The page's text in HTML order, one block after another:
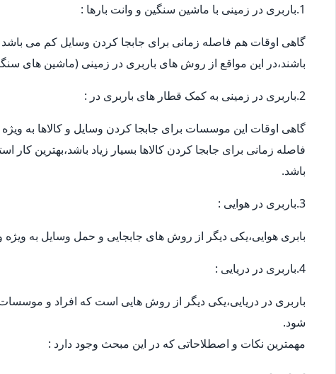
1.باربری در زمینی با ماشین سنگین و وانت بارها :
گاهی اوقات هم فاصله زمانی برای جابجا کردن وسایل کم می باشد
باشند،در این مواقع از روش های باربری در زمینی (ماشین های
2.باربری در زمینی به کمک قطار های باربری در :
گاهی اوقات این موسسات برای جابجا کردن وسایل و کالاها به ویژه
فاصله زمانی برای جابجا کردن کالاها بسیار زیاد باشد،بهترین
باشد.
3.باربری در هوایی :
بابری هوایی،یکی دیگر از روش های جابجایی و حمل وسایل به
4.باربری در دریایی :
باربری در دریایی،یکی دیگر از روش هایی است که افراد و
شود.
مهمترین نکات و اصطلاحاتی که در این مبحث وجود دارد :